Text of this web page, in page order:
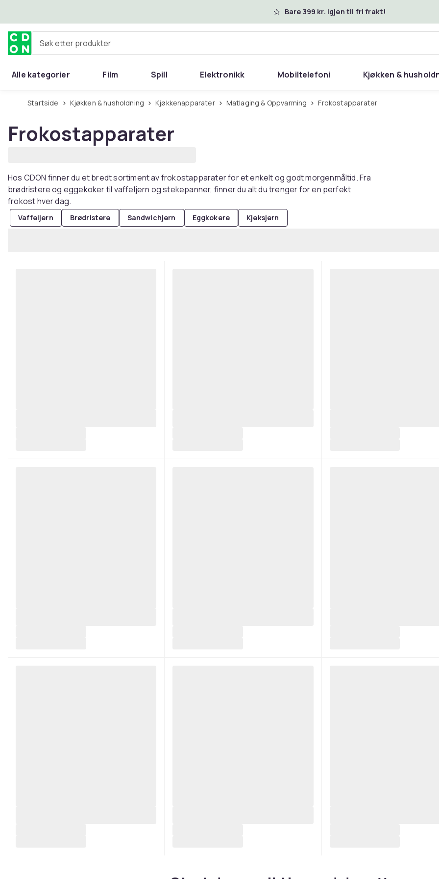
Bare 399 kr. igjen til fri frakt!
Søk etter produkter
Alle kategorier Film Spill Elektronikk Mobiltelefoni Kjøkken &
Startside Kjøkken & husholdning Kjøkkenapparater Matlaging & Oppvarming Frokostapparater
Frokostapparater
Hos CDON finner du et bredt sortiment av frokostapparater for et enkelt og godt morgenmåltid. Fra
brødristere og eggekoker til vaffeljern og stekepanner, finner du alt du trenger for en perfekt
frokost hver dag.
Vaffeljern Brødristere Sandwichjern Eggkokere Kjeksjern